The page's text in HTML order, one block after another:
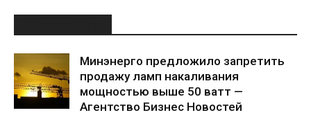
Минэнерго предложило запретить
продажу ламп накаливания
мощностью выше 50 ватт —
Агентство Бизнес Новостей